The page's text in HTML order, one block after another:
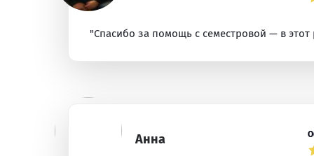
"Спасибо за помощь с семестровой — в
Анна